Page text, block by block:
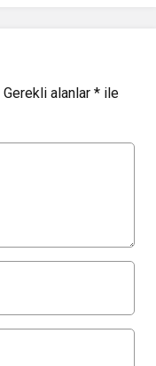
Gerekli alanlar * ile